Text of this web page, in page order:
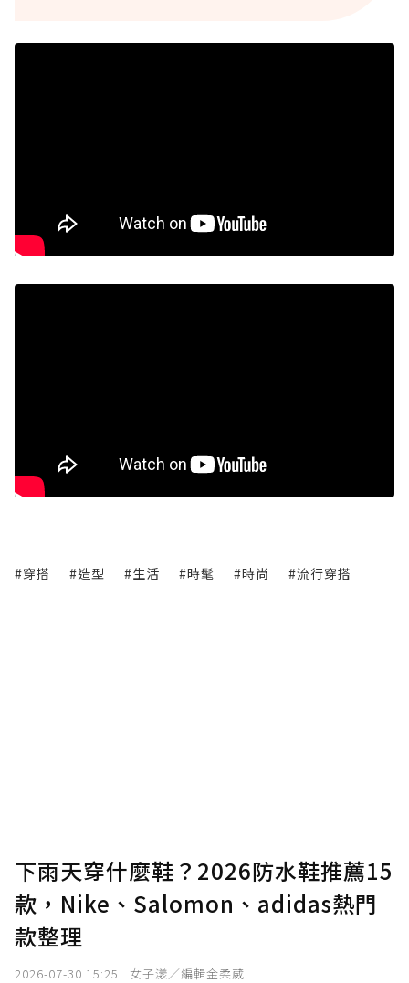
#穿搭 #造型 #生活 #時髦 #時尚 #流行穿搭
下雨天穿什麼鞋？2026防水鞋推薦15
款，Nike、Salomon、adidas熱門
款整理
2026-07-30 15:25 女子漾／編輯金柔葳